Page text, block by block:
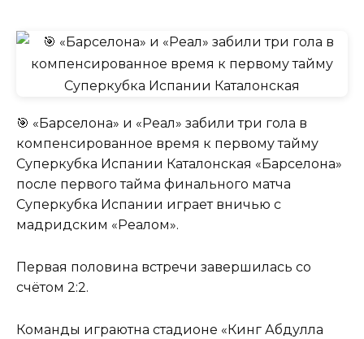
🎯 «Барселона» и «Реал» забили три гола в
компенсированное время к первому тайму
Суперкубка Испании Каталонская «Барселона»
после первого тайма финального матча
Суперкубка Испании играет вничью с
мадридским «Реалом».
Первая половина встречи завершилась со
счётом 2:2.
Команды играютна стадионе «Кинг Абдулла